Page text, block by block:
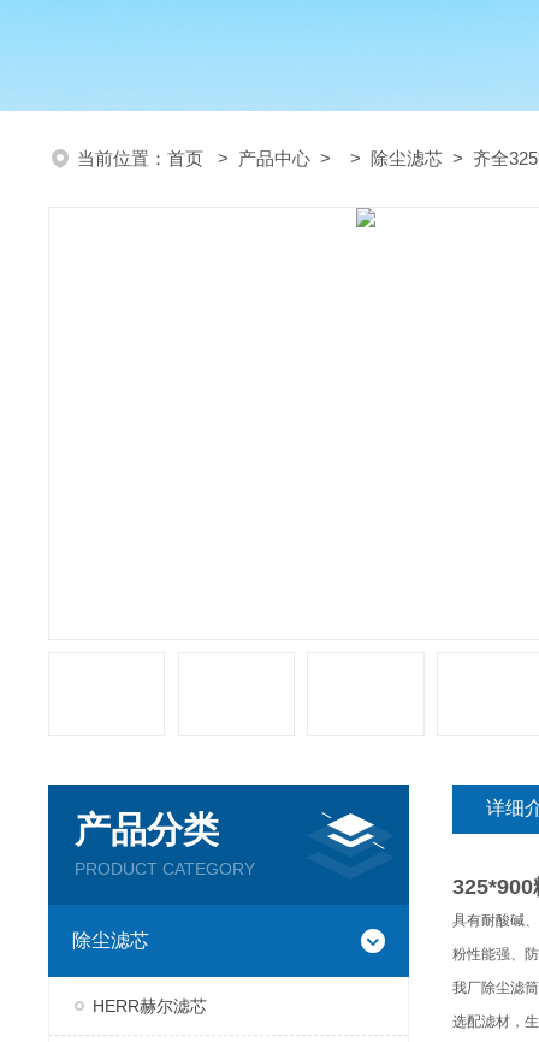
当前位置： 首页 > 产品中心 > > 除尘滤芯 > 齐全
产品分类
PRODUCT CATEGORY
除尘滤芯
HERR赫尔滤芯
详细
325*900
具有耐酸碱
粉性能强、
我厂除尘滤
选配滤材，